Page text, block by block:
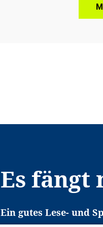
Es fängt
Ein gutes Lese- und